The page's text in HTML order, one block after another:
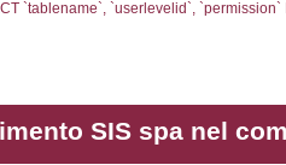
sql: SELECT
sql: SELECT